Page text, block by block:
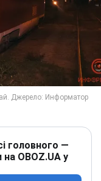
головного —
OBOZ.UA у